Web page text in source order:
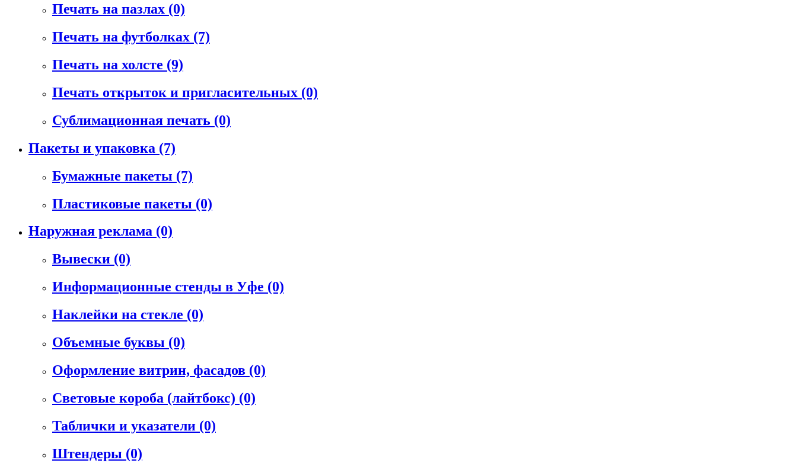
Печать на пазлах (0)
Печать на футболках (7)
Печать на холсте (9)
Печать открыток и пригласительных (0)
Сублимационная печать (0)
Пакеты и упаковка (7)
Бумажные пакеты (7)
Пластиковые пакеты (0)
Наружная реклама (0)
Вывески (0)
Информационные стенды в Уфе (0)
Наклейки на стекле (0)
Объемные буквы (0)
Оформление витрин, фасадов (0)
Световые короба (лайтбокс) (0)
Таблички и указатели (0)
Штендеры (0)